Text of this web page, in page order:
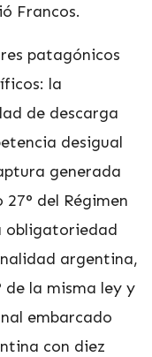
Francos.
patagónicos
la
de descarga
desigual
generada
del Régimen
obligatoriedad
argentina,
de la misma ley y
embarcado
con diez